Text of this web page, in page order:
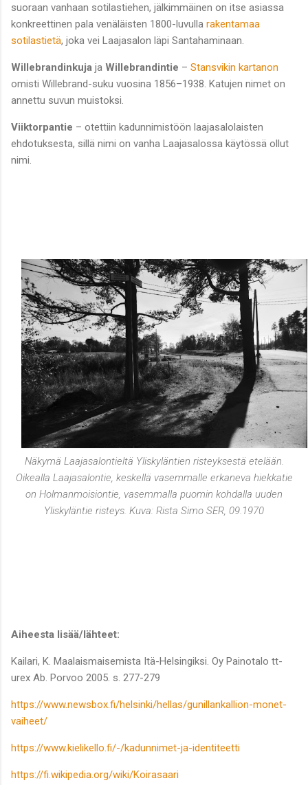
suoraan vanhaan sotilastiehen, jälkimmäinen on itse asiassa
konkreettinen pala venäläisten 1800-luvulla rakentamaa
sotilastietä, joka vei Laajasalon läpi Santahaminaan.
Willebrandinkuja ja Willebrandintie – Stansvikin kartanon
omisti Willebrand-suku vuosina 1856–1938. Katujen nimet on
annettu suvun muistoksi.
Viiktorpantie – otettiin kadunnimistöön laajasalolaisten
ehdotuksesta, sillä nimi on vanha Laajasalossa käytössä ollut
nimi.
Näkymä Laajasalontieltä Yliskyläntien risteyksestä etelään.
Oikealla Laajasalontie, keskellä vasemmalle erkaneva hiekkatie
on Holmanmoisiontie, vasemmalla puomin kohdalla uuden
Yliskyläntie risteys. Kuva: Rista Simo SER, 09.1970
Aiheesta lisää/lähteet:
Kailari, K. Maalaismaisemista Itä-Helsingiksi. Oy Painotalo tt-
urex Ab. Porvoo 2005. s. 277-279
https://www.newsbox.fi/helsinki/hellas/gunillankallion-monet-
vaiheet/
https://www.kielikello.fi/-/kadunnimet-ja-identiteetti
https://fi.wikipedia.org/wiki/Koirasaari